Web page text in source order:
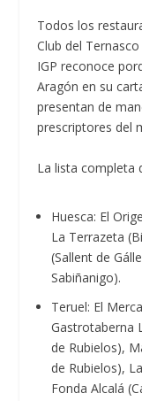
Todos los
Club del
IGP reconoce
Aragón en su
presentan de
prescriptores del
La lista completa
Huesca: El
La Terrazeta
(Sallent de
Sabiñanigo).
Teruel: El
Gastrotaberna
de Rubielos),
de Rubielos),
Fonda Alcalá